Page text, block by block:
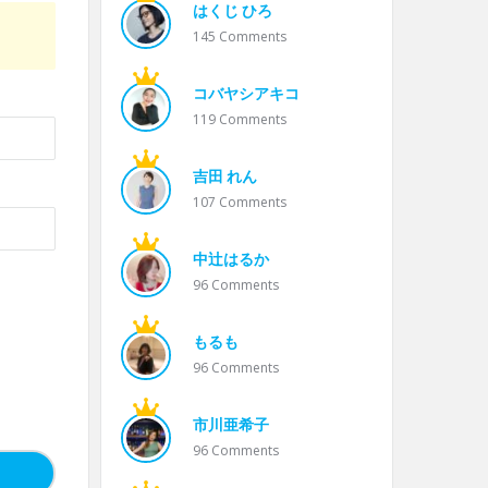
はくじ ひろ
145 Comments
コバヤシアキコ
119 Comments
吉田 れん
107 Comments
中辻はるか
96 Comments
もるも
96 Comments
市川亜希子
96 Comments